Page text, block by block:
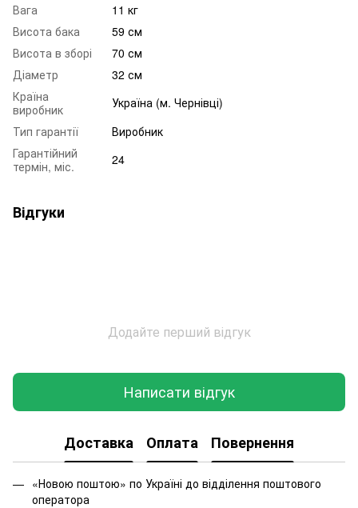
Вага
11 кг
Висота бака
59 см
Висота в зборі
70 см
Діаметр
32 см
Країна
виробник
Україна (м. Чернівці)
Тип гарантії
Виробник
Гарантійний
термін, міс.
24
Відгуки
Додайте перший відгук
Написати відгук
Доставка Оплата Повернення
«Новою поштою» по Україні до відділення поштового
оператора